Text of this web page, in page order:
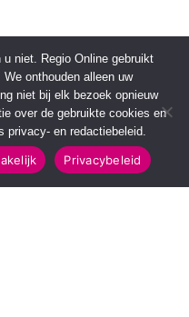
niet. Regio Online gebruikt
onthouden alleen uw
niet bij elk bezoek opnieuw
over de gebruikte cookies en
privacy- en redactiebeleid.
Privacybeleid